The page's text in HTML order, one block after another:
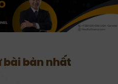
bài bản nhất